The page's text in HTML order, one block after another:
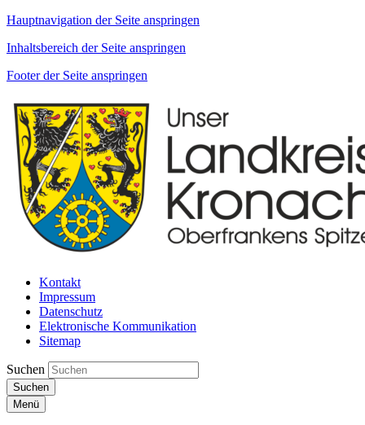
Hauptnavigation der Seite anspringen
Inhaltsbereich der Seite anspringen
Footer der Seite anspringen
Kontakt
Impressum
Datenschutz
Elektronische Kommunikation
Sitemap
Suchen
Suchen
Menü